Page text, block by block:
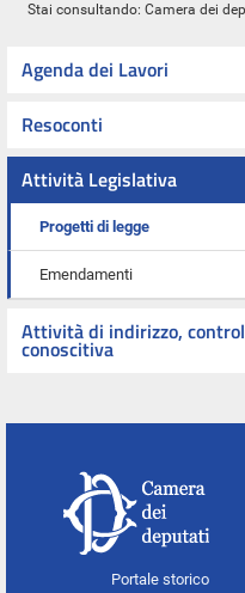
Stai consultando: Camera dei
Agenda dei Lavori
Resoconti
Attività Legislativa
Progetti di legge
Emendamenti
Attività di indirizzo,
conoscitiva
Portale storico